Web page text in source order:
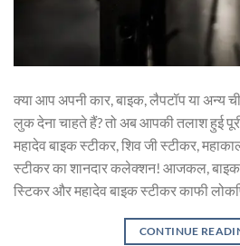
क्या आप अपनी कार, बाइक, लैपटॉप या अन्य
लुक देना चाहते हैं? तो अब आपकी तलाश हुई
महादेव बाइक स्टीकर, शिव जी स्टीकर,
स्टीकर का शानदार कलेक्शन! आजकल, बाइक
स्टिकर और महादेव बाइक स्टीकर काफी
CONTINUE